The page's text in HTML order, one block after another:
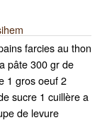
farcies au thon
pâte 300 gr de
1 gros oeuf 2
sucre 1 cuillère a
de levure